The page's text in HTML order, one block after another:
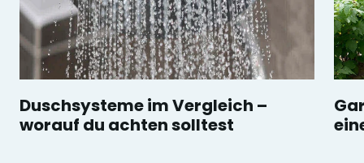
Duschsysteme im Vergleich –
worauf du achten solltest